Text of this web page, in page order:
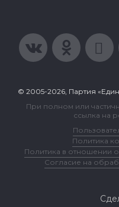
© 2005-2026, Партия
При полном или
ссылка на
Политика
Политика в отношении
Согласие на